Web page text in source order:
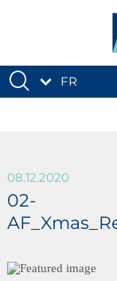
FR
08.12.2020
02-